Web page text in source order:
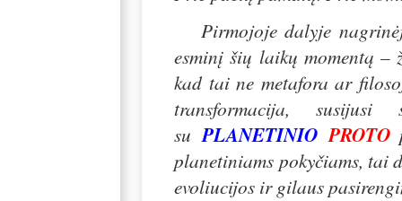
Pirmojoje dalyje
esminį šių laikų momentą –
kad tai ne metafora ar
transformacija,
suPLANETINIOPROTO
planetiniams pokyčiams, tai
evoliucijos ir gilaus